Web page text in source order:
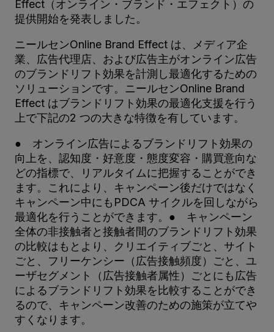
Effect（オンライン・ブランド・エフェクト）の
提供開始を発表しました。
ニールセンOnline Brand Effect は、メディア企
業、広告代理店、および広告主がオンライン広告
のブランドリフト効果を計測し最適化するための
ソリューションです。ニールセンOnline Brand
Effect はブランドリフト効果の最適化支援を行う
上で下記の2 つの大きな特徴を有しています。
● オンライン広告によるブランドリフト効果の
向上を、認知度・好意度・態度変容・購買意向な
どの指標で、リアルタイムに把握することができ
ます。これにより、キャンペーン後だけではなく
キャンペーン中にもPDCA サイクルを回しながら
最適化を行うことができます。● キャンペーン
全体の非接触者と接触者間のブランドリフト効果
の比較はもとより、クリエイティブごと、サイト
ごと、フリーケンシー（広告接触頻度）ごと、ユ
ーザセグメント（広告接触者属性）ごとにも広告
によるブランドリフト効果を比較することができ
るので、キャンペーン改善のための施策が立てや
すくなります。